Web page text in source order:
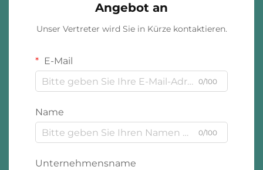
Angebot an
Unser Vertreter wird Sie in Kürze kontaktieren.
E-Mail
0/100
Name
0/100
Unternehmensname